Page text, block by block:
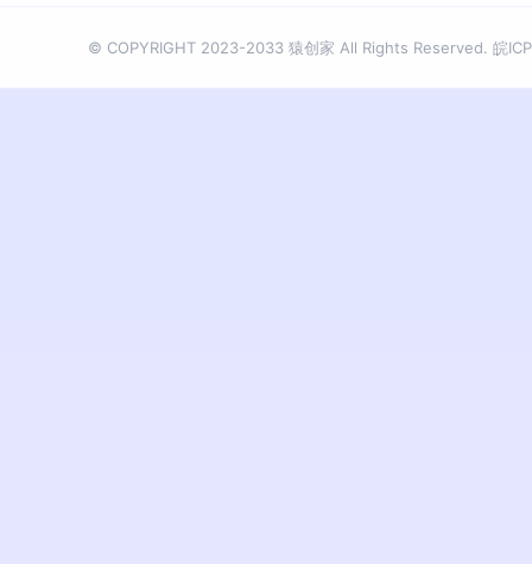
© COPYRIGHT 2023-2033 猿创家 All Rights Reserved. 皖